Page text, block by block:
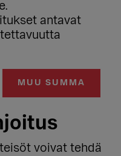
antavat
MUU SUMMA
voivat tehdä